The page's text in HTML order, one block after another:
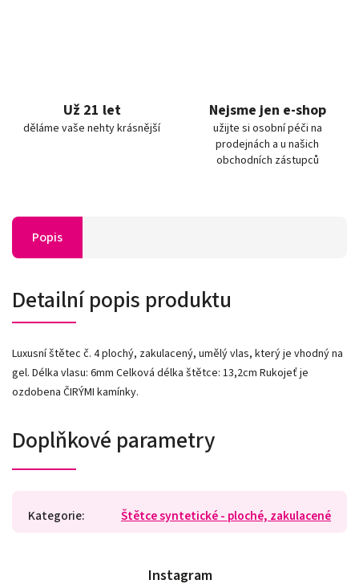
Už 21 let
děláme vaše nehty krásnější
Nejsme jen e-shop
užijte si osobní péči na
prodejnách a u našich
obchodních zástupců
Popis
Detailní popis produktu
Luxusní štětec č. 4 plochý, zakulacený, umělý vlas, který je vhodný na
gel. Délka vlasu: 6mm Celková délka štětce: 13,2cm Rukojeť je
ozdobena ČIRÝMI kamínky.
Doplňkové parametry
Kategorie: Štětce syntetické - ploché, zakulacené
Instagram